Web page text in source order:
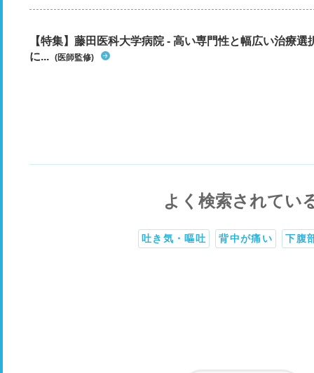
【特集】藤田医科大学病院 - 高い専門性と幅広い治療
に... (医師監修)
よく検索されてい
吐き気・嘔吐 背中が痛い 下腹